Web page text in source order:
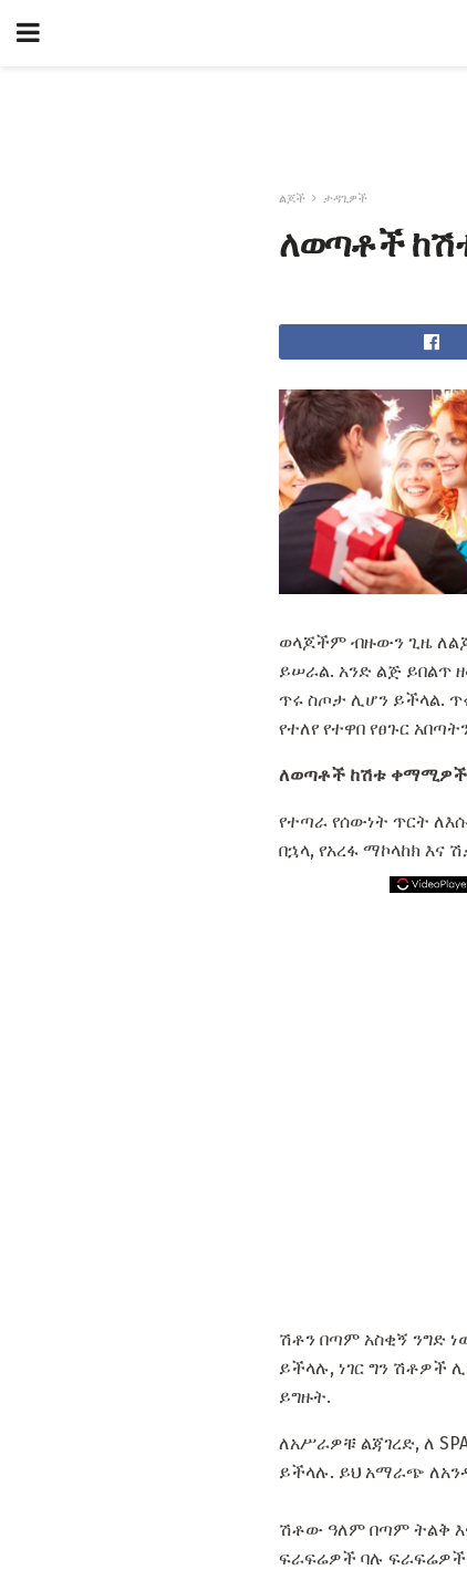
ልጆች ታዳጊዎች
ለወጣቶች
ወላጆችም ብዙውን ጊዜ
ይሠራል. አንድ ልጅ ይበልጥ
ጥሩ ስጦታ ሊሆን ይችላል.
የተለየ የተዋበ የፀጉር
ለወጣቶች ከሽቱ ቀማሚዎች
የተጣራ የሰውነት ጥርት
በኋላ, የአረፋ ማኮላከክ እና
ሽቶን በጣም አስቂኝ ንግድ
ይችላሉ, ነገር ግን ሽቶዎች
ይግዙት.
ለአሥራዎቹ ልጃገረድ, ለ
ይችላሉ. ይህ አማራጭ
ሽቶው ዓለም በጣም ትልቅ
ፍራፍሬዎች ባሉ ፍራፍሬዎች